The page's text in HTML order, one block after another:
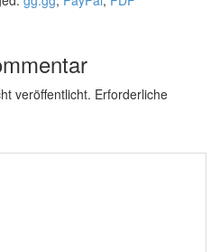
veröffentlicht. Erforderliche